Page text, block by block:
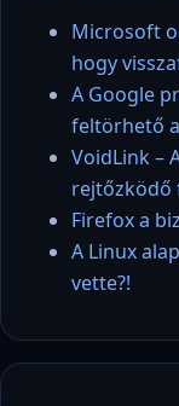
Microsoft
hogy
A Google
feltörhető
VoidLink –
rejtőzködő
Firefox a
A Linux
vette?!